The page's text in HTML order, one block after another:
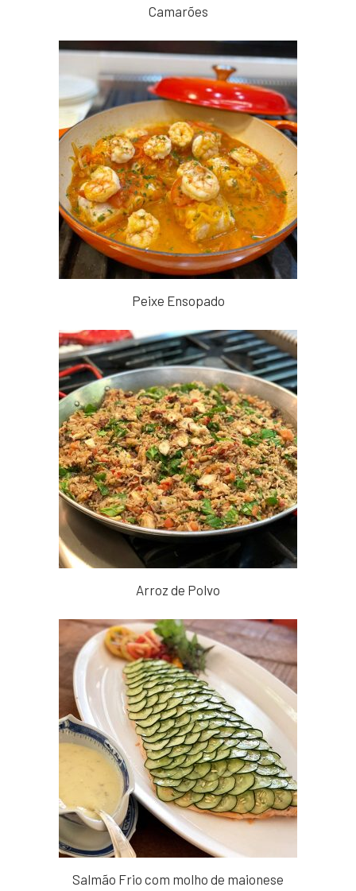
Camarões
Peixe Ensopado
Arroz de Polvo
Salmão Frio com molho de maionese